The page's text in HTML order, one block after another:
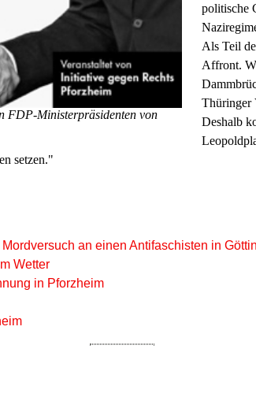
FDP-Ministerpräsidenten von
politische
Als Teil
Affront.
Thüringer
Deshalb
setzen."
an einen Antifaschisten in
Wetter
in Pforzheim